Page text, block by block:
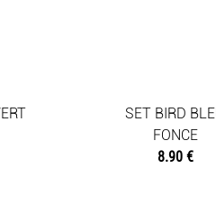
SET BIRD
FONCE
8.90 €